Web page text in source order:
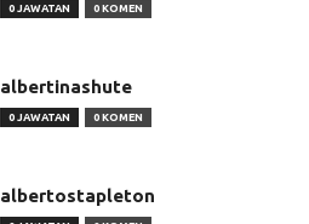
0 JAWATAN 0 KOMEN
albertinashute
0 JAWATAN 0 KOMEN
albertostapleton